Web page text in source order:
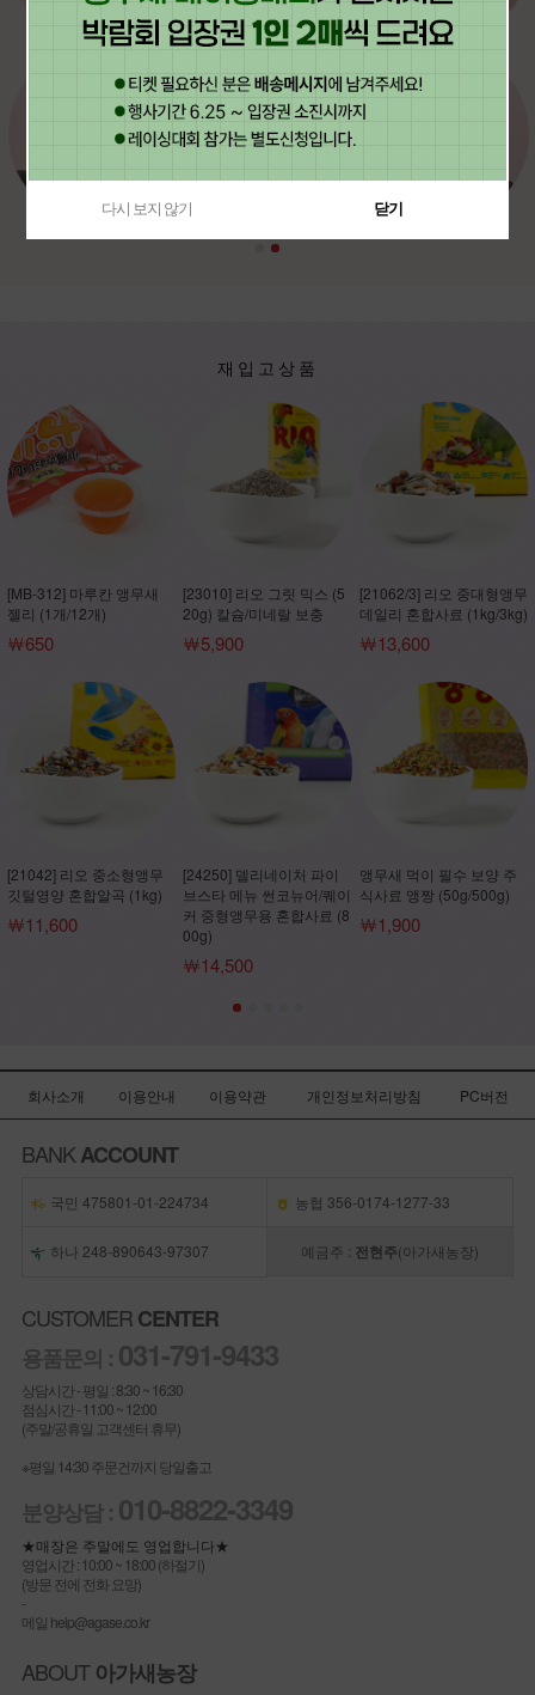
재입고상품
[MB-312] 마루칸 앵무새
젤리 (1개/12개)
￦650
[23010] 리오 그릿 믹스 (5
20g) 칼슘/미네랄 보충
￦5,900
[21062/3] 리오 중대형앵무
데일리 혼합사료 (1kg/3kg)
￦13,600
[21042] 리오 중소형앵무
깃털영양 혼합알곡 (1kg)
￦11,600
[24250] 델리네이처 파이
브스타 메뉴 썬코뉴어/퀘이
커 중형앵무용 혼합사료 (8
00g)
￦14,500
앵무새 먹이 필수 보양 주
식사료 앵짱 (50g/500g)
￦1,900
회사소개 이용안내 이용약관 개인정보처리방침 PC버전
BANKACCOUNT
국민 475801-01-224734 농협 356-0174-1277-33
하나 248-890643-97307 예금주 : 전현주(아가새농장)
CUSTOMERCENTER
용품문의 : 031-791-9433
상담시간 - 평일 : 8:30 ~ 16:30
점심시간 - 11:00 ~ 12:00
(주말/공휴일 고객센터 휴무)
※평일 14:30 주문건까지 당일출고
분양상담 : 010-8822-3349
★매장은 주말에도 영업합니다★
영업시간 : 10:00 ~ 18:00 (하절기)
(방문 전에 전화 요망)
-
메일 help@agase.co.kr
ABOUT아가새농장
다시 보지 않기 닫기